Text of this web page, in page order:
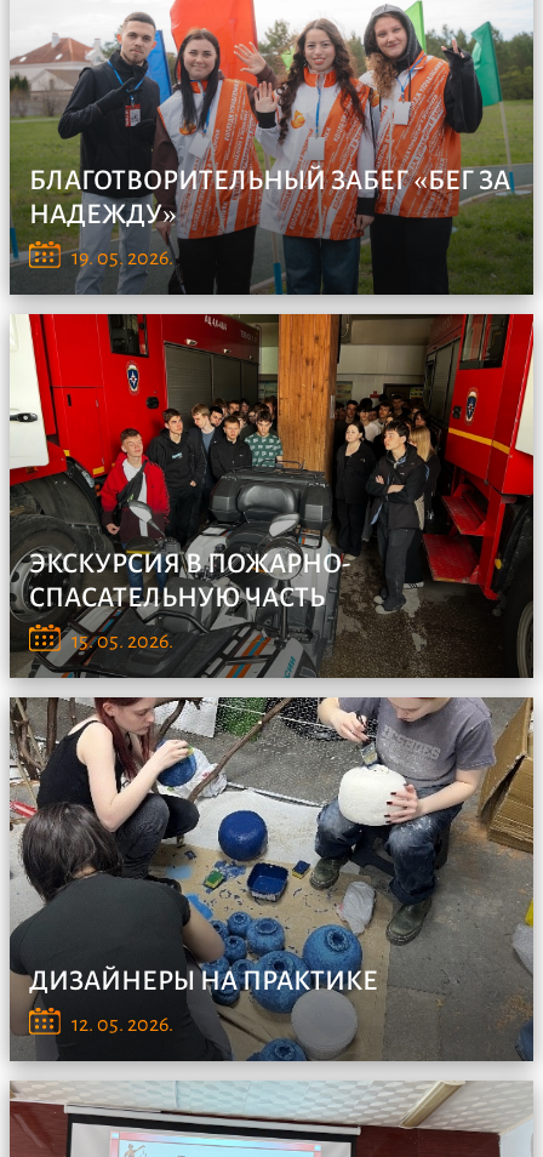
БЛАГОТВОРИТЕЛЬНЫЙ ЗАБЕГ «БЕГ ЗА
НАДЕЖДУ»
БЛАГОТВОРИТЕЛЬНЫЙ ЗАБЕГ «БЕГ ЗА НАДЕЖДУ»
26 апреля волон...
19. 05. 2026.
ЭКСКУРСИЯ В ПОЖАРНО-
СПАСАТЕЛЬНУЮ ЧАСТЬ
12 мая студенты 1 курса специальностей "Защита в
чрезв...
15. 05. 2026.
ДИЗАЙНЕРЫ НА ПРАКТИКЕ
Студенты 4 курса кафедры Творчества и прикладных
искус...
12. 05. 2026.